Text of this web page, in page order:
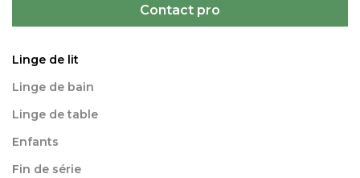
Contact pro
Linge de lit
Linge de bain
Linge de table
Enfants
Fin de série